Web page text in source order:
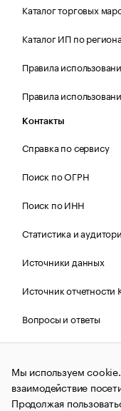
Каталог торговых
Каталог ИП по
Правила
Правила
Контакты
Справка по сервису
Поиск по ОГРН
Поиск по ИНН
Статистика и
Источники данных
Источник отчетности
Вопросы и ответы
Политика Cookies РБК
Контактная
Мы используем
взаимодействие
Продолжая